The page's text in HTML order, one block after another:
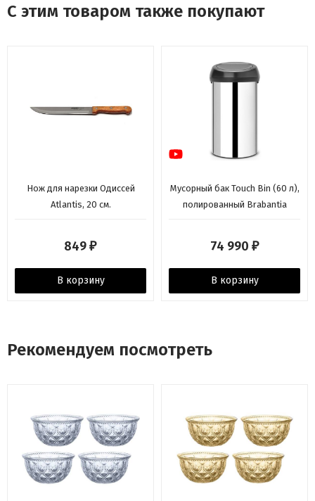
С этим товаром также покупают
Нож для нарезки Одиссей
Atlantis, 20 см.
849 ₽
В корзину
Мусорный бак Touch Bin (60 л),
полированный Brabantia
74 990 ₽
В корзину
Рекомендуем посмотреть